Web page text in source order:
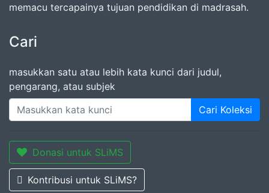
memacu tercapainya tujuan pendidikan di madrasah.
Cari
masukkan satu atau lebih kata kunci dari judul,
pengarang, atau subjek
Cari Koleksi
Donasi untuk SLiMS
Kontribusi untuk SLiMS?